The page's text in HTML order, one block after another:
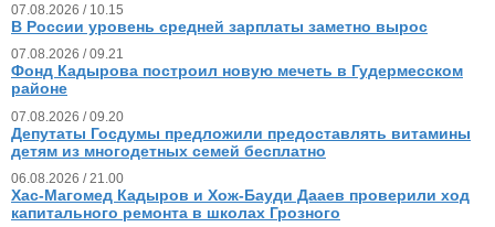
07.08.2026 / 10.15
В России уровень средней зарплаты заметно вырос
07.08.2026 / 09.21
Фонд Кадырова построил новую мечеть в Гудермесском
районе
07.08.2026 / 09.20
Депутаты Госдумы предложили предоставлять витамины
детям из многодетных семей бесплатно
06.08.2026 / 21.00
Хас-Магомед Кадыров и Хож-Бауди Дааев проверили ход
капитального ремонта в школах Грозного